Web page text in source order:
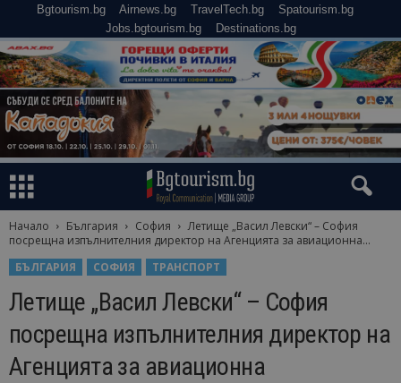
Bgtourism.bg Airnews.bg TravelTech.bg
Spatourism.bg
Jobs.bgtourism.bg
Destinations.bg
Начало България София
Летище „Васил Левски“ – София
посрещна изпълнителния директор на Агенцията за авиационна...
БЪЛГАРИЯ
СОФИЯ ТРАНСПОРТ
Летище „Васил Левски“ – София
посрещна изпълнителния директор на
Агенцията за авиационна